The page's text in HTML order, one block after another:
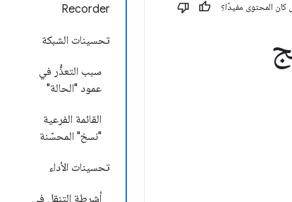
Recorder
تحسينات الشبكة
سبب التعذُّر في
عمود "الحالة"
القائمة الفرعية
"نسخ" المحسّنة
تحسينات الأداء
أشرطة التنقل في
كان المحتوى مفيدًا؟